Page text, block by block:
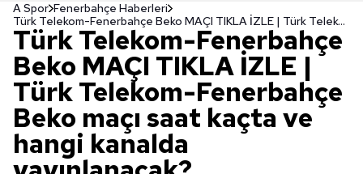
A Spor Fenerbahçe Haberleri
Türk Telekom-Fenerbahçe Beko MAÇI TIKLA İZLE | Türk Telekom-Fenerbahçe Beko maçı saat kaçta ve hangi kanalda yayınlanacak?
Türk Telekom-Fenerbahçe
Beko MAÇI TIKLA İZLE |
Türk Telekom-Fenerbahçe
Beko maçı saat kaçta ve
hangi kanalda